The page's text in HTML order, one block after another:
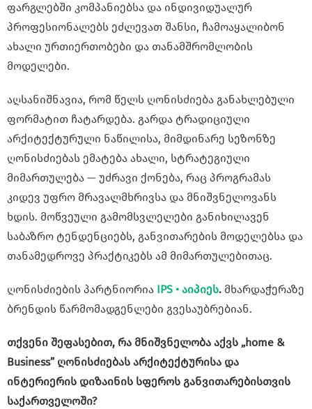
ფარგლებში კომპანიებსა და ინდივიდუალურ
პროფესიონალებს ეძლევათ შანსი, ჩამოაყალიბონ
ახალი ურთიერთობები და თანამშრომლობის
მოდელები.
აღსანიშნავია, რომ წელს ღონისძიება განახლებული
ფორმატით ჩატარდება. გარდა ტრადიციული
არქიტექტურული ნაწილისა, მიმდინარე სეზონზე
ღონისძიებას ემატება ახალი, სტრატეგიული
მიმართულება — უძრავი ქონება, რაც პროგრამას
კიდევ უფრო მრავალმხრივსა და მნიშვნელოვანს
ხდის. მოწვეული გამომსვლელები განიხილავენ
საბაზრო ტენდენციებს, განვითარების მოდელებსა და
თანამედროვე პრაქტიკებს ამ მიმართულებითაც.
ღონისძიების პარტნიორია IPS • აიპიეს. მხარდაჭერაზე
ბრენდის წარმომადგენლები გვესაუბრებიან.
თქვენი შეფასებით, რა მნიშვნელობა აქვს „home &
Business” ღონისძიებას არქიტექტურისა და
ინტერიერის დიზაინის სფეროს განვითარებისთვის
საქართველოში?